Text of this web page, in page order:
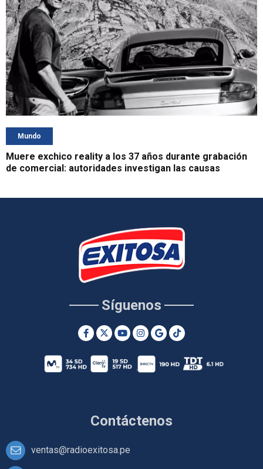
Mundo
Muere exchico reality a los 37 años durante grabación
de comercial: autoridades investigan las causas
Contáctenos
ventas@radioexitosa.pe
Síguenos